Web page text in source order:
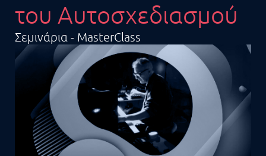
του Αυτοσχεδιασμού
Σεμινάρια - MasterClass